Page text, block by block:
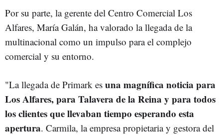
Por su parte, la gerente del Centro Comercial Los
Alfares, María Galán, ha valorado la llegada de la
multinacional como un impulso para el complejo
comercial y su entorno.
"La llegada de Primark es una magnífica noticia para
Los Alfares, para Talavera de la Reina y para todos
los clientes que llevaban tiempo esperando esta
apertura. Carmila, la empresa propietaria y gestora del